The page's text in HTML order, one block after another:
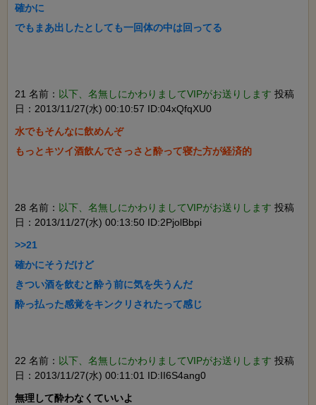
確かに
21 名前： 以下、名無しにかわりましてVIPがお送りします 投稿
日：2013/11/27(水) 00:10:57 ID:04xQfqXU0
水でもそんなに飲めんぞ
28 名前： 以下、名無しにかわりましてVIPがお送りします 投稿
日：2013/11/27(水) 00:13:50 ID:2PjolBbpi
>>21
確かにそうだけど
きつい酒を飲むと酔う前に気を失うんだ
22 名前： 以下、名無しにかわりましてVIPがお送りします 投稿
日：2013/11/27(水) 00:11:01 ID:II6S4ang0
無理して酔わなくていいよ